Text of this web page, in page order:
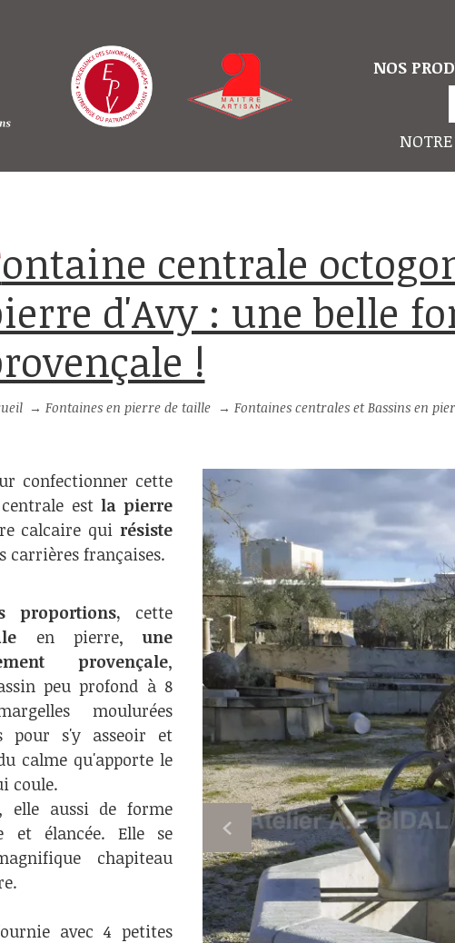
NOS
d'Avy : une belle
!
→Fontaines en pierre de taille → Fontaines centrales et Bassins en
confectionner cette
est la pierre
calcaire qui résiste
carrières françaises.
proportions, cette
en pierre,une
provençale,
peu profond à 8
moulurées
pour s'y asseoir et
calme qu'apporte le
coule.
elle aussi de forme
et élancée. Elle se
chapiteau
avec 4 petites